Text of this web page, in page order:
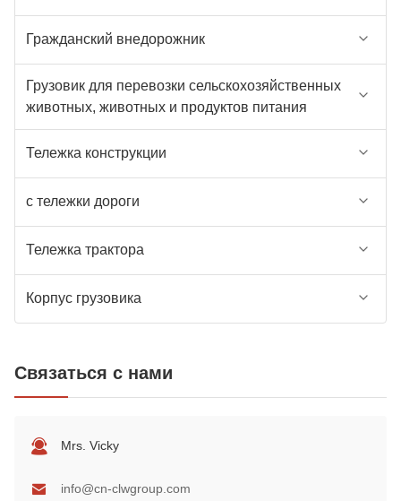
Гражданский внедорожник
Грузовик для перевозки сельскохозяйственных
животных, животных и продуктов питания
Тележка конструкции
с тележки дороги
Тележка трактора
Корпус грузовика
Связаться с нами
Mrs. Vicky
info@cn-clwgroup.com